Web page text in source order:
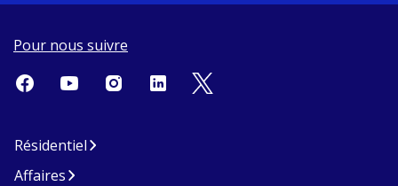
Pour nous suivre
Résidentiel
Affaires